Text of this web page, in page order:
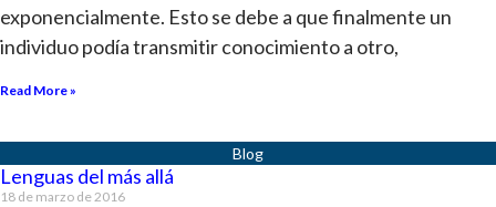
exponencialmente. Esto se debe a que finalmente un
individuo podía transmitir conocimiento a otro,
Read More »
Lenguas del más allá
18 de marzo de 2016